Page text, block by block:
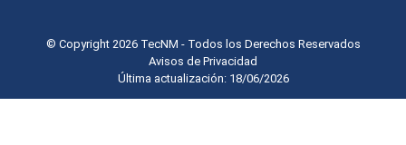
© Copyright 2026 TecNM - Todos los Derechos Reservados
Avisos de Privacidad
Última actualización: 18/06/2026